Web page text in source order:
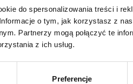
do spersonalizowania treści i
o tym, jak korzystasz z
Partnerzy mogą połączyć te
z ich usług.
Preferencje